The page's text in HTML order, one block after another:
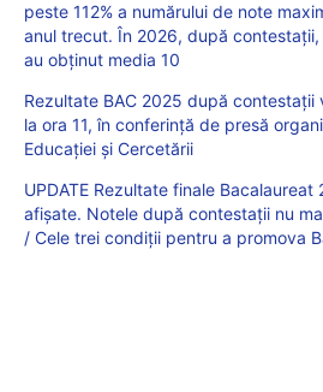
peste 112% a numărului de note
anul trecut. În 2026, după
au obținut media 10
Rezultate BAC 2025 după
la ora 11, în conferință de presă
Educației și Cercetării
UPDATE Rezultate finale Bacalaureat
afișate. Notele după contestații nu
/ Cele trei condiții pentru a promova